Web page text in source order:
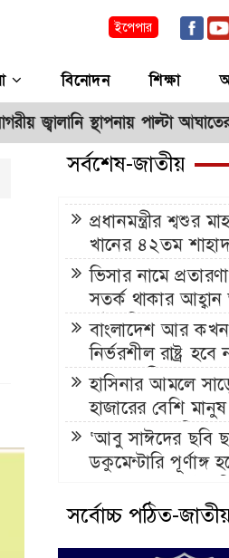
ইপেপার
বিনোদন শিক্ষা
স্থাপনায় পাল্টা আঘাতের চূড়ান্ত
সর্বশেষ-জাতীয়
প্রধানমন্ত্রীর শ্বশুর
খানের ৪২তম
আজ
ভিসার নামে
সতর্ক থাকার আহ্বান
হাইকমিশনের
বাংলাদেশ আর
নির্ভরশীল রাষ্ট্র হবে
পররাষ্ট্রমন্ত্রী
হাসিনার আমলে
হাজারের বেশি মানুষ
‘ক্রসফায়ারে’
আইনমন্ত্রীর
‘আবু সাঈদের ছবি
ডকুমেন্টারি পূর্ণাঙ্গ
সর্বোচ্চ পঠিত-